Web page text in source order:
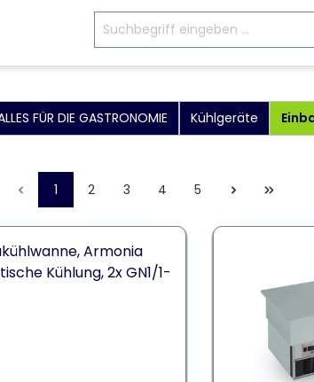
FÜR DIE GASTRONOMIE Kühlgeräte
1 2 3 4 5